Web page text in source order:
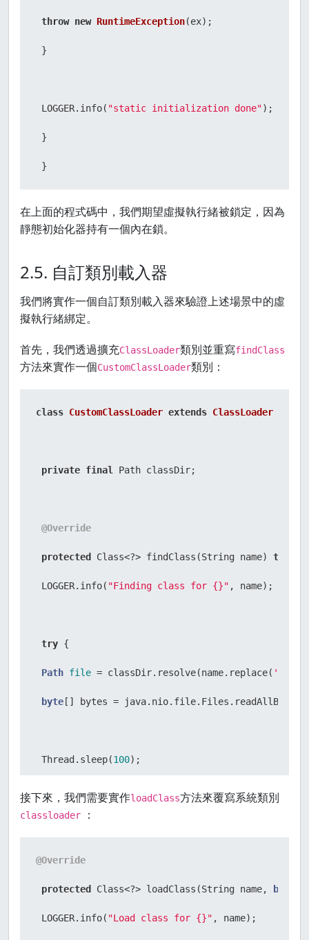
throw new RuntimeException(ex);
}
LOGGER.info( "static initialization done");
}
}
在上面的程式碼中，我們期望虛擬執行緒被鎖定，因為
靜態初始化器持有一個內在鎖。
2.5. 自訂類別載入器
我們將實作一個自訂類別載入器來驗證上述場景中的虛
擬執行緒綁定。
首先，我們透過擴充ClassLoader類別並重寫findClass
方法來實作一個CustomClassLoader類別：
class CustomClassLoader extends ClassLoader
private final Path classDir;
@Override
protected Class<?> findClass(String name) throws
LOGGER.info( "Finding class for {}" , name);
try {
Path file = classDir.resolve(name.replace( '.'
byte [] bytes =
Thread.sleep(100);
return defineClass(name, bytes,
接下來，我們需要實作loadClass方法來覆寫系統類別
classloader ：
@Override
protected Class<?> loadClass(String name,
LOGGER.info( "Load class for {}" , name);